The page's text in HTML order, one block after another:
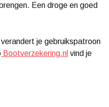
Een droge en goed
je gebruikspatroon
Bootverzekering.nl vind je